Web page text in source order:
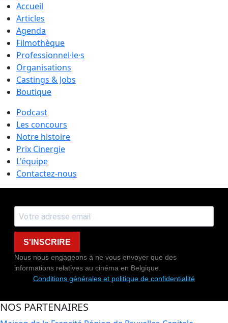
Accueil
Articles
Agenda
Filmothèque
Professionnel·le·s
Organisations
Castings & Jobs
Boutique
Podcast
Les concours
Notre histoire
Prix Cinergie
L'équipe
Contactez-nous
S'INSCRIRE
Nous nous engageons à ne vous envoyer que des
informations relatives au cinéma en Belgique.
Conditions générales et politique de confidentialité
NOS PARTENAIRES